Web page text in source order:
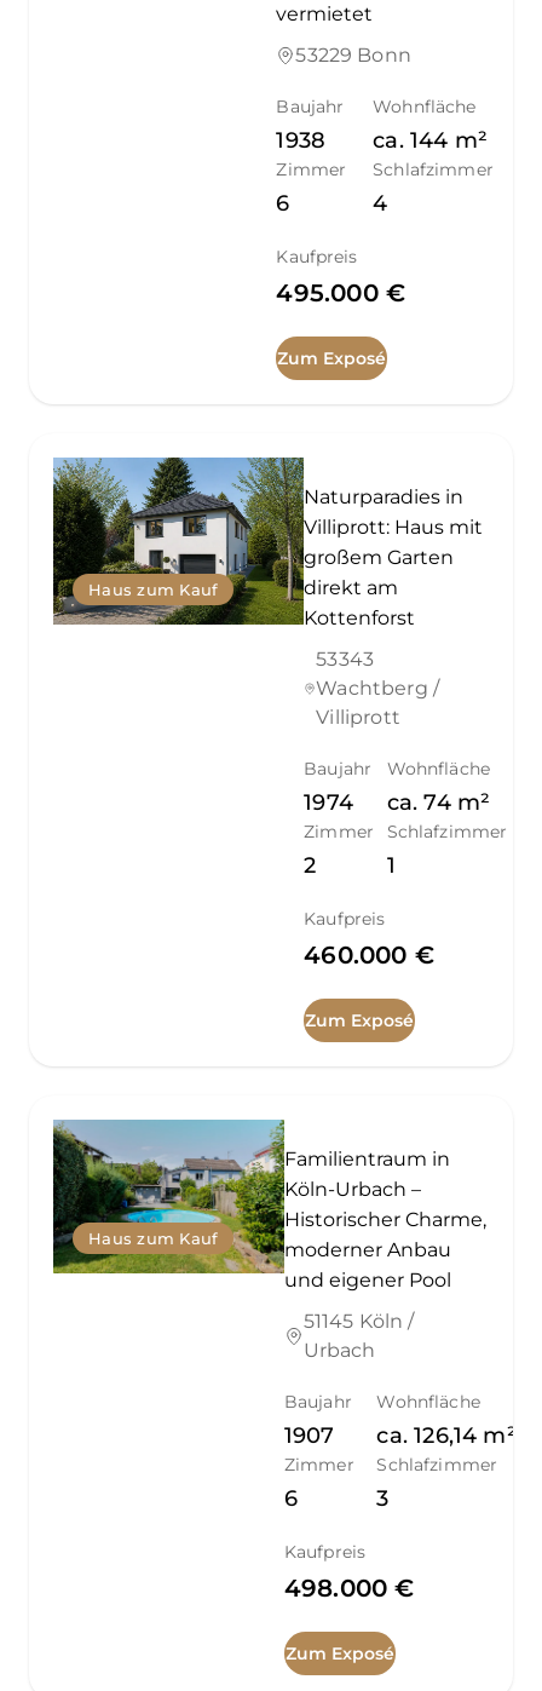
vermietet
53229 Bonn
Baujahr
1938
Wohnfläche
ca. 144 m²
Zimmer
6
Schlafzimmer
4
Kaufpreis
495.000 €
Zum Exposé
Haus zum Kauf
Naturparadies in
Villiprott: Haus mit
großem Garten
direkt am
Kottenforst
53343
Wachtberg /
Villiprott
Baujahr
1974
Wohnfläche
ca. 74 m²
Zimmer
2
Schlafzimmer
1
Kaufpreis
460.000 €
Zum Exposé
Haus zum Kauf
Familientraum in
Köln-Urbach –
Historischer Charme,
moderner Anbau
und eigener Pool
51145 Köln /
Urbach
Baujahr
1907
Wohnfläche
ca. 126,14 m²
Zimmer
6
Schlafzimmer
3
Kaufpreis
498.000 €
Zum Exposé